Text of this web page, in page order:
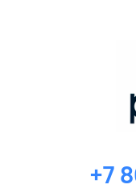
+7